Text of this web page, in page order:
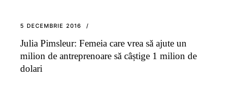
5 DECEMBRIE 2016
Julia Pimsleur: Femeia care vrea să ajute un
milion de antreprenoare să câștige 1 milion de
dolari